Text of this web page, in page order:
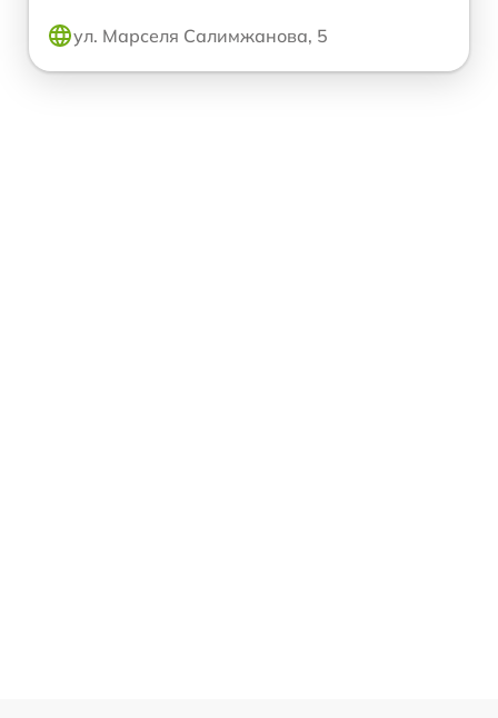
ул. Марселя Салимжанова, 5